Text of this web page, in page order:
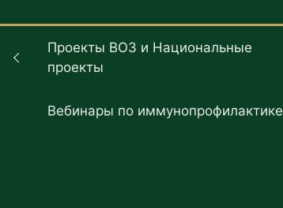
Проекты ВОЗ и Национальные
проекты
Вебинары по иммунопрофилактике